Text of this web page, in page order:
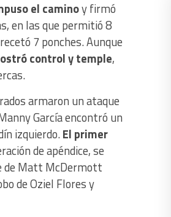
el caminoy firmó
en las que permitió 8
7 ponches. Aunque
control y temple,
armaron un ataque
García encontró un
izquierdo.El primer
de apéndice, se
de Matt McDermott
de Oziel Flores y